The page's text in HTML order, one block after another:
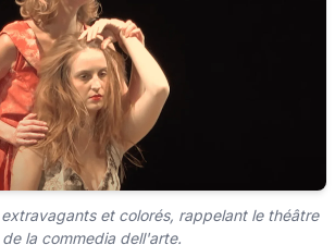
et colorés, rappelant le théâtre
de la commedia dell'arte.